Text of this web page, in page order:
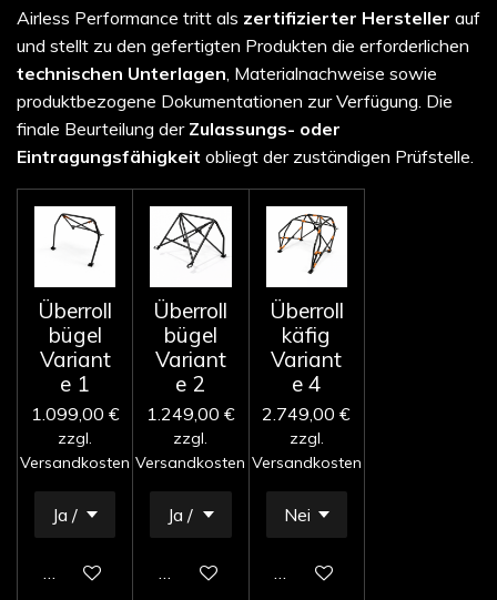
Airless Performance tritt als zertifizierter Hersteller auf
und stellt zu den gefertigten Produkten die erforderlichen
technischen Unterlagen, Materialnachweise sowie
produktbezogene Dokumentationen zur Verfügung. Die
finale Beurteilung der Zulassungs- oder
Eintragungsfähigkeit obliegt der zuständigen Prüfstelle.
Überroll
bügel
Variant
e 1
1.099,00 €
zzgl.
Versandkosten
In den Warenkorb
Überroll
bügel
Variant
e 2
1.249,00 €
zzgl.
Versandkosten
In den Warenkorb
Überroll
käfig
Variant
e 4
2.749,00 €
zzgl.
Versandkosten
In den Warenkorb